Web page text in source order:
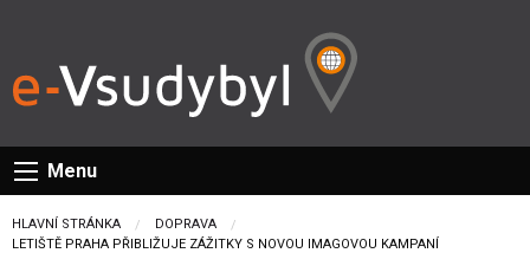
Menu
HLAVNÍ STRÁNKA
DOPRAVA
CURRENT:
LETIŠTĚ PRAHA PŘIBLIŽUJE ZÁŽITKY S NOVOU IMAGOVOU KAMPANÍ